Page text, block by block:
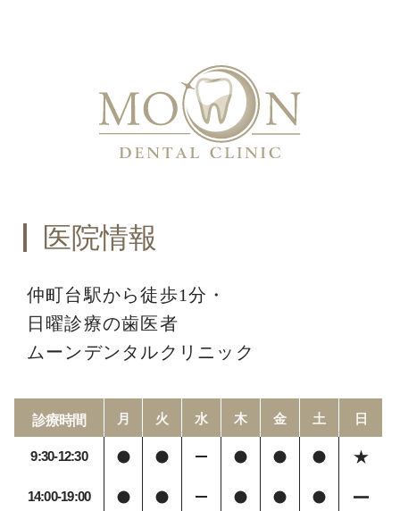
医院情報
仲町台駅から徒歩1分・
日曜診療の歯医者
ムーンデンタルクリニック
診療時間 月 火 水 木 金 土 日
9:30-12:30
14:00-19:00